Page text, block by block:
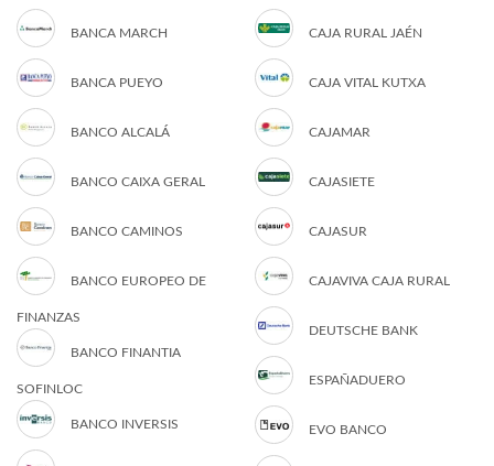
BANCA MARCH
BANCA PUEYO
BANCO ALCALÁ
BANCO CAIXA GERAL
BANCO CAMINOS
BANCO EUROPEO DE
FINANZAS
BANCO FINANTIA
SOFINLOC
BANCO INVERSIS
CAJA RURAL JAÉN
CAJA VITAL KUTXA
CAJAMAR
CAJASIETE
CAJASUR
CAJAVIVA CAJA RURAL
DEUTSCHE BANK
ESPAÑADUERO
EVO BANCO